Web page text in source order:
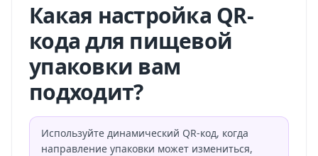
Какая настройка QR-
кода для пищевой
упаковки вам
подходит?
Используйте динамический QR-код, когда
направление упаковки может измениться,